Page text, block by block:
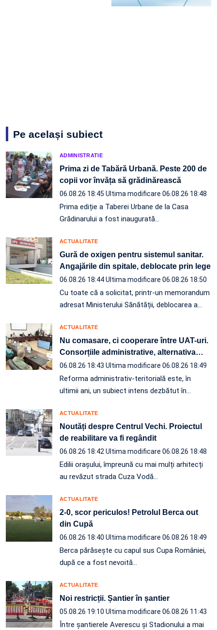
Pe același subiect
ADMINISTRATIE
Prima zi de Tabără Urbană. Peste 200 de
copii vor învăța să grădinărească
06.08.26 18:45 Ultima modificare 06.08.26 18:48
Prima ediție a Taberei Urbane de la Casa
Grădinarului a fost inaugurată…
ACTUALITATE
Gură de oxigen pentru sistemul sanitar.
Angajările din spitale, deblocate prin lege
06.08.26 18:44Ultima modificare 06.08.26 18:50
Cu toate că a solicitat, printr-un memorandum
adresat Ministerului Sănătății, deblocarea a…
ACTUALITATE
Nu comasare, ci cooperare între UAT-uri.
Consorțiile administrative, alternativa…
06.08.26 18:43 Ultima modificare 06.08.26 18:49
Reforma administrativ-teritorială este, în
ultimii ani, un subiect intens dezbătut în…
ACTUALITATE
Noutăți despre Centrul Vechi. Proiectul
de reabilitare va fi regândit
06.08.26 18:42Ultima modificare 06.08.26 18:48
Edilii orașului, împreună cu mai mulți arhitecți
au revăzut strada Cuza Vodă…
ACTUALITATE
2-0, scor periculos! Petrolul Berca out
din Cupă
06.08.26 18:40 Ultima modificare 06.08.26 18:49
Berca părăsește cu capul sus Cupa României,
după ce a fost nevoită…
ACTUALITATE
Noi restricții. Șantier în șantier
05.08.26 19:10 Ultima modificare 06.08.26 11:43
Între șantierele Averescu și Stadionului a mai